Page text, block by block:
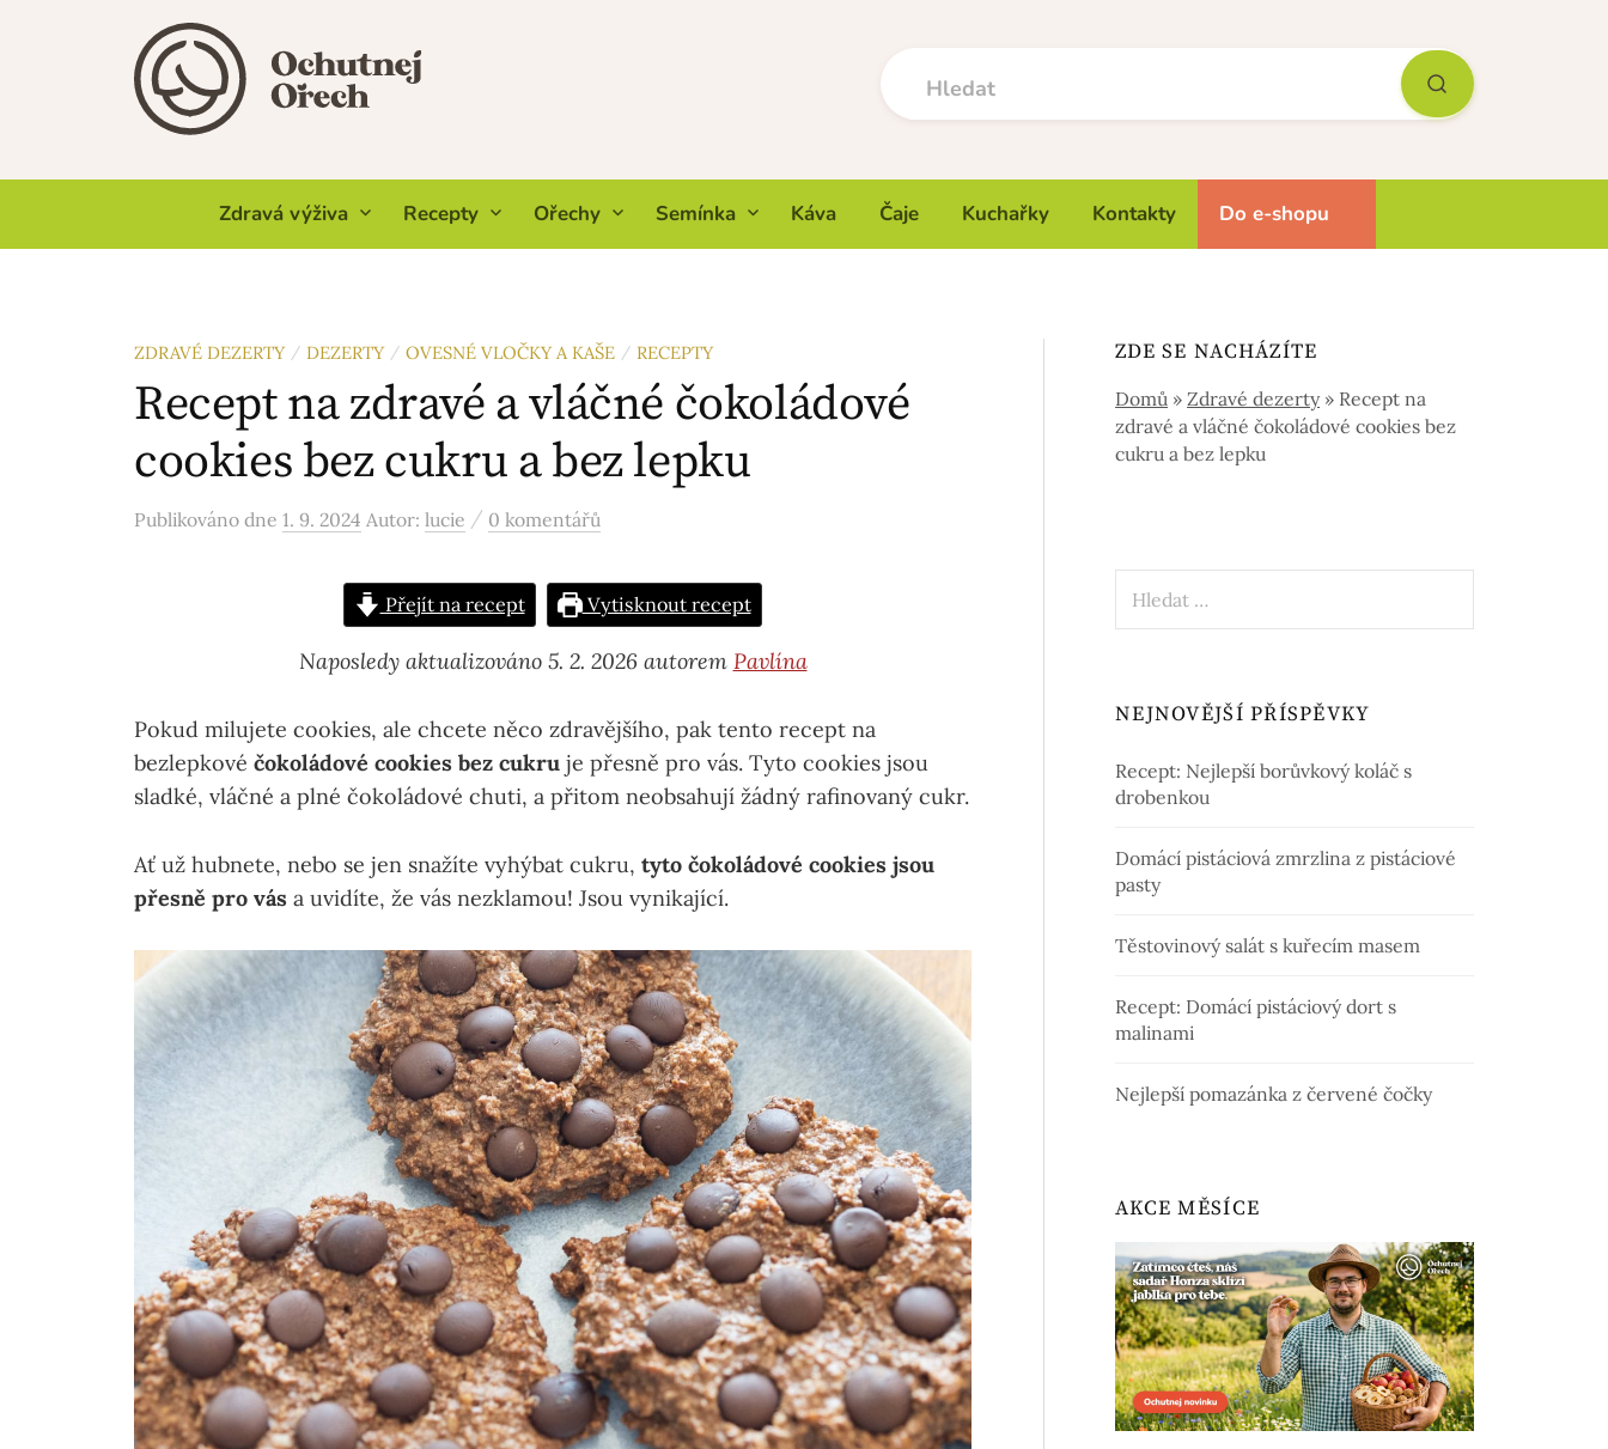
Zdravá výživa Recepty Ořechy Semínka Káva Čaje Kuchařky Kontakty Do e-shopu
ZDRAVÉ DEZERTY / DEZERTY / OVESNÉ VLOČKY A KAŠE / RECEPTY
Recept na zdravé a vláčné čokoládové
cookies bez cukru a bez lepku
Publikováno dne 1. 9. 2024 Autor: lucie / 0 komentářů
Přejít na recept Vytisknout recept
Naposledy aktualizováno 5. 2. 2026 autorem Pavlína
Pokud milujete cookies, ale chcete něco zdravějšího, pak tento recept na
bezlepkové čokoládové cookies bez cukru je přesně pro vás. Tyto cookies jsou
sladké, vláčné a plné čokoládové chuti, a přitom neobsahují žádný rafinovaný cukr.
Ať už hubnete, nebo se jen snažíte vyhýbat cukru, tyto čokoládové cookies jsou
přesně pro vás a uvidíte, že vás nezklamou! Jsou vynikající.
ZDE SE NACHÁZÍTE
Domů »Zdravé dezerty » Recept na
zdravé a vláčné čokoládové cookies bez
cukru a bez lepku
NEJNOVĚJŠÍ PŘÍSPĚVKY
Recept: Nejlepší borůvkový koláč s
drobenkou
Domácí pistáciová zmrzlina z pistáciové
pasty
Těstovinový salát s kuřecím masem
Recept: Domácí pistáciový dort s
malinami
Nejlepší pomazánka z červené čočky
AKCE MĚSÍCE